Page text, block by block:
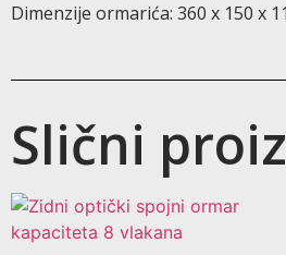
Dimenzije ormarića: 360 x 150 x
Slični